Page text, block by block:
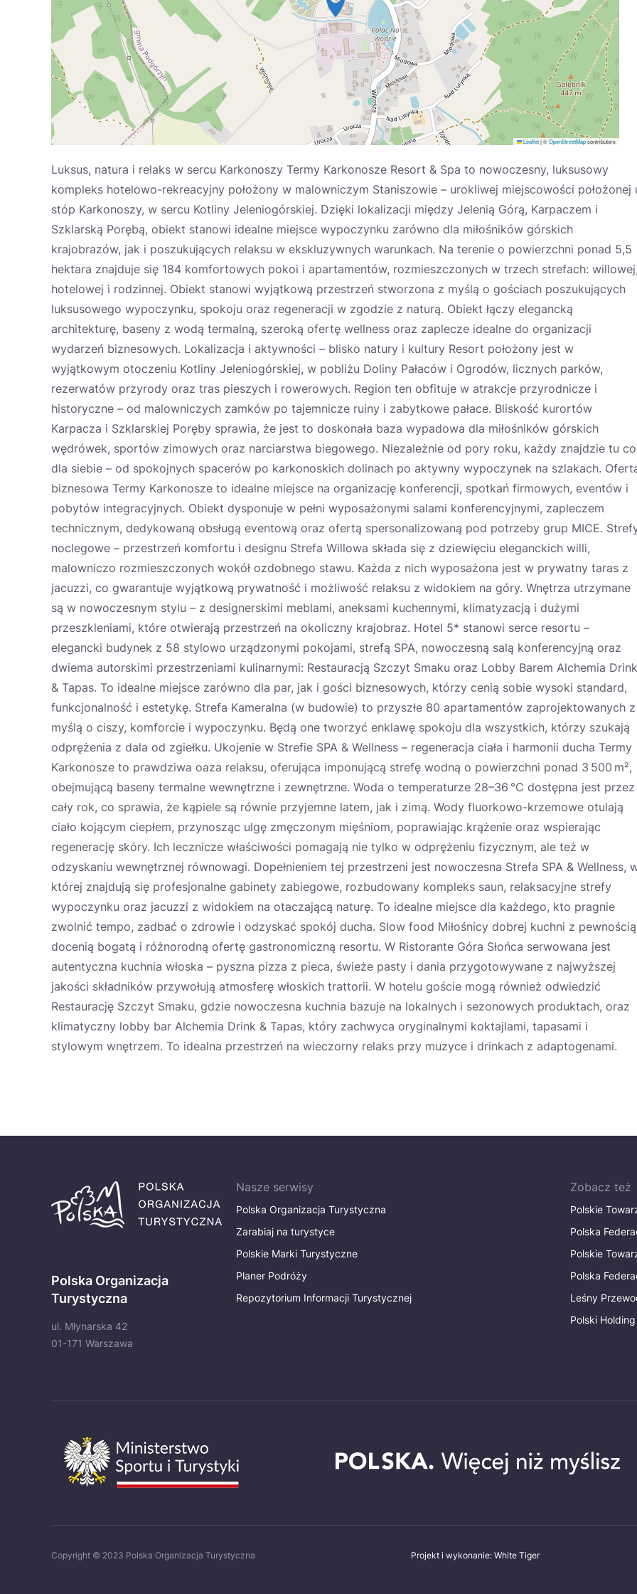
Leaflet|©OpenStreetMapcontributors
Luksus, natura i relaks w sercu Karkonoszy Termy Karkonosze Resort & Spa to nowoczesny, luksusowy
kompleks hotelowo-rekreacyjny położony w malowniczym Staniszowie – urokliwej miejscowości położonej
stóp Karkonoszy, w sercu Kotliny Jeleniogórskiej. Dzięki lokalizacji między Jelenią Górą, Karpaczem i
Szklarską Porębą, obiekt stanowi idealne miejsce wypoczynku zarówno dla miłośników górskich
krajobrazów, jak i poszukujących relaksu w ekskluzywnych warunkach. Na terenie o powierzchni ponad 5,5
hektara znajduje się 184 komfortowych pokoi i apartamentów, rozmieszczonych w trzech strefach: willowej,
hotelowej i rodzinnej. Obiekt stanowi wyjątkową przestrzeń stworzona z myślą o gościach poszukujących
luksusowego wypoczynku, spokoju oraz regeneracji w zgodzie z naturą. Obiekt łączy elegancką
architekturę, baseny z wodą termalną, szeroką ofertę wellness oraz zaplecze idealne do organizacji
wydarzeń biznesowych. Lokalizacja i aktywności – blisko natury i kultury Resort położony jest w
wyjątkowym otoczeniu Kotliny Jeleniogórskiej, w pobliżu Doliny Pałaców i Ogrodów, licznych parków,
rezerwatów przyrody oraz tras pieszych i rowerowych. Region ten obfituje w atrakcje przyrodnicze i
historyczne – od malowniczych zamków po tajemnicze ruiny i zabytkowe pałace. Bliskość kurortów
Karpacza i Szklarskiej Poręby sprawia, że jest to doskonała baza wypadowa dla miłośników górskich
wędrówek, sportów zimowych oraz narciarstwa biegowego. Niezależnie od pory roku, każdy znajdzie tu
dla siebie – od spokojnych spacerów po karkonoskich dolinach po aktywny wypoczynek na szlakach.
biznesowa Termy Karkonosze to idealne miejsce na organizację konferencji, spotkań firmowych, eventów i
pobytów integracyjnych. Obiekt dysponuje w pełni wyposażonymi salami konferencyjnymi, zapleczem
technicznym, dedykowaną obsługą eventową oraz ofertą spersonalizowaną pod potrzeby grup MICE.
noclegowe – przestrzeń komfortu i designu Strefa Willowa składa się z dziewięciu eleganckich willi,
malowniczo rozmieszczonych wokół ozdobnego stawu. Każda z nich wyposażona jest w prywatny taras z
jacuzzi, co gwarantuje wyjątkową prywatność i możliwość relaksu z widokiem na góry. Wnętrza utrzymane
są w nowoczesnym stylu – z designerskimi meblami, aneksami kuchennymi, klimatyzacją i dużymi
przeszkleniami, które otwierają przestrzeń na okoliczny krajobraz. Hotel 5* stanowi serce resortu –
elegancki budynek z 58 stylowo urządzonymi pokojami, strefą SPA, nowoczesną salą konferencyjną oraz
dwiema autorskimi przestrzeniami kulinarnymi: Restauracją Szczyt Smaku oraz Lobby Barem Alchemia Drink
& Tapas. To idealne miejsce zarówno dla par, jak i gości biznesowych, którzy cenią sobie wysoki standard,
funkcjonalność i estetykę. Strefa Kameralna (w budowie) to przyszłe 80 apartamentów zaprojektowanych z
myślą o ciszy, komforcie i wypoczynku. Będą one tworzyć enklawę spokoju dla wszystkich, którzy szukają
odprężenia z dala od zgiełku. Ukojenie w Strefie SPA & Wellness – regeneracja ciała i harmonii ducha Termy
Karkonosze to prawdziwa oaza relaksu, oferująca imponującą strefę wodną o powierzchni ponad 3 500 m²,
obejmującą baseny termalne wewnętrzne i zewnętrzne. Woda o temperaturze 28–36 °C dostępna jest przez
cały rok, co sprawia, że kąpiele są równie przyjemne latem, jak i zimą. Wody fluorkowo-krzemowe otulają
ciało kojącym ciepłem, przynosząc ulgę zmęczonym mięśniom, poprawiając krążenie oraz wspierając
regenerację skóry. Ich lecznicze właściwości pomagają nie tylko w odprężeniu fizycznym, ale też w
odzyskaniu wewnętrznej równowagi. Dopełnieniem tej przestrzeni jest nowoczesna Strefa SPA & Wellness,
której znajdują się profesjonalne gabinety zabiegowe, rozbudowany kompleks saun, relaksacyjne strefy
wypoczynku oraz jacuzzi z widokiem na otaczającą naturę. To idealne miejsce dla każdego, kto pragnie
zwolnić tempo, zadbać o zdrowie i odzyskać spokój ducha. Slow food Miłośnicy dobrej kuchni z pewnością
docenią bogatą i różnorodną ofertę gastronomiczną resortu. W Ristorante Góra Słońca serwowana jest
autentyczna kuchnia włoska – pyszna pizza z pieca, świeże pasty i dania przygotowywane z najwyższej
jakości składników przywołują atmosferę włoskich trattorii. W hotelu goście mogą również odwiedzić
Restaurację Szczyt Smaku, gdzie nowoczesna kuchnia bazuje na lokalnych i sezonowych produktach, oraz
klimatyczny lobby bar Alchemia Drink & Tapas, który zachwyca oryginalnymi koktajlami, tapasami i
stylowym wnętrzem. To idealna przestrzeń na wieczorny relaks przy muzyce i drinkach z adaptogenami.
Polska Organizacja
Turystyczna
ul. Młynarska 42
01-171 Warszawa
Nasze serwisy
Polska Organizacja Turystyczna
Zarabiaj na turystyce
Polskie Marki Turystyczne
Planer Podróży
Repozytorium Informacji Turystycznej
Zobacz też
Polskie
Polska
Polskie
Polska
Leśny
Polski
Copyright © 2023 Polska Organizacja Turystyczna Projekt i wykonanie: White Tiger